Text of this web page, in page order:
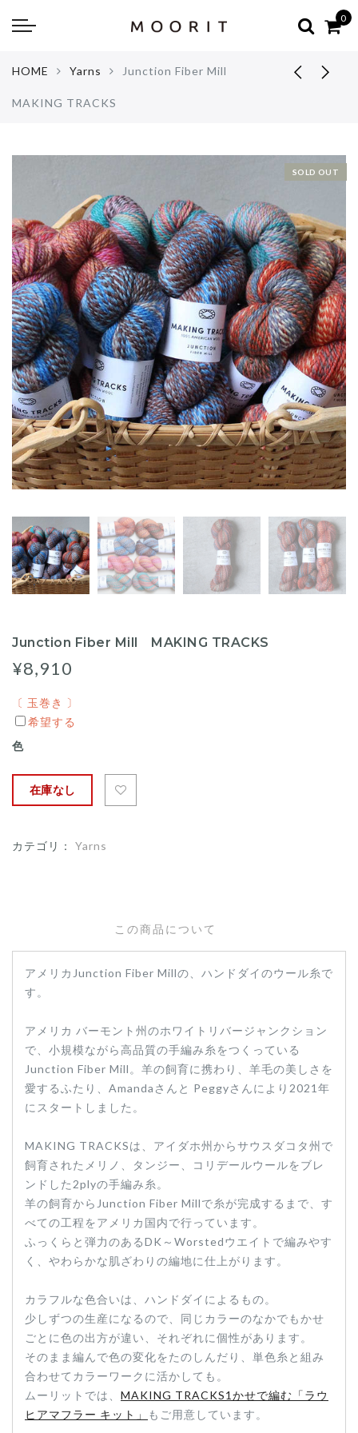
Back
編み物はじめて教室：棒針編
Errata お詫びと訂正
Back
Knitting kit
Patterns & Books
0
HOME Yarns Junction Fiber Mill
MAKING TRACKS
SOLD OUT
Junction Fiber Mill MAKING TRACKS
¥8,910
〔 玉巻き 〕
〔
玉
巻
〕
希望する
色
在庫なし
カテゴリ： Yarns
この商品について
アメリカJunction Fiber Millの、ハンドダイのウール糸で
す。
アメリカ バーモント州のホワイトリバージャンクション
で、小規模ながら高品質の手編み糸をつくっている
Junction Fiber Mill。羊の飼育に携わり、羊毛の美しさを
愛するふたり、Amandaさんと Peggyさんにより2021年
にスタートしました。
MAKING TRACKSは、アイダホ州からサウスダコタ州で
飼育されたメリノ、タンジー、コリデールウールをブレ
ンドした2plyの手編み糸。
羊の飼育からJunction Fiber Millで糸が完成するまで、す
べての工程をアメリカ国内で行っています。
ふっくらと弾力のあるDK～Worstedウエイトで編みやす
く、やわらかな肌ざわりの編地に仕上がります。
カラフルな色合いは、ハンドダイによるもの。
少しずつの生産になるので、同じカラーのなかでもかせ
ごとに色の出方が違い、それぞれに個性があります。
そのまま編んで色の変化をたのしんだり、単色糸と組み
合わせてカラーワークに活かしても。
ムーリットでは、 MAKING TRACKS1かせで編む「ラウ
ヒアマフラー キット」
もご用意しています。